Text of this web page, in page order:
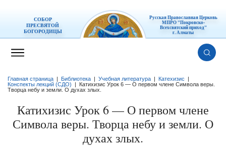
СОБОР
ПРЕСВЯТОЙ
БОГОРОДИЦЫ
Русская Православная Церковь
МПРО "Покровско-
Всехсвятский приход"
г. Алматы
Главная страница Библиотека Учебная литература Катехизис
Конспекты лекций (СДО)
Катихизис Урок 6 — О первом члене Символа веры.
Творца небу и земли. О духах злых.
Катихизис Урок 6 — О первом члене
Символа веры. Творца небу и земли. О
духах злых.